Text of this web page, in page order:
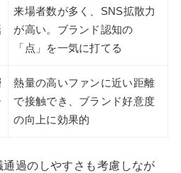
来場者数が多く、SNS拡散力
が高い。ブランド認知の
「点」を一気に打てる
熱量の高いファンに近い距離
で接触でき、ブランド好意度
の向上に効果的
過のしやすさも考慮しなが